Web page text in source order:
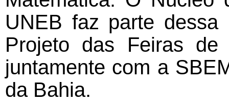
UNEB faz parte
Projeto das Feiras
juntamente com a
da Bahia.